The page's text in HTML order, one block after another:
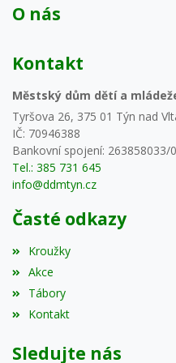
O nás
Kontakt
Městský dům dětí a
Tyršova 26, 375 01 Týn nad
IČ: 70946388
Bankovní spojení: 263858033/
Tel.: 385 731 645
info@ddmtyn.cz
Časté odkazy
Kroužky
Akce
Tábory
Kontakt
Sledujte nás